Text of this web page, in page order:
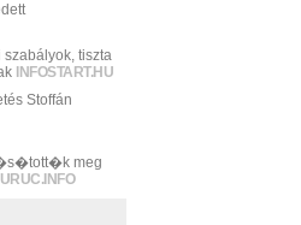
tiszta
INFOSTART.HU
Stoffán
meg